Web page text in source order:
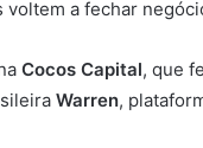
a fechar
Cocos Capital, que
Warren,